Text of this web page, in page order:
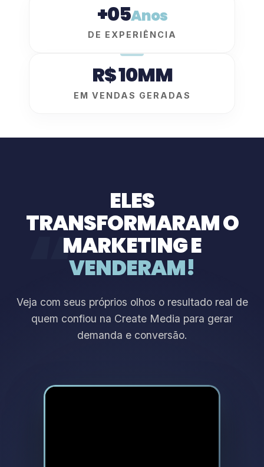
+05Anos
DE EXPERIÊNCIA
R$ 10MM
EM VENDAS GERADAS
“
ELES
TRANSFORMARAM O
MARKETING E
VENDERAM!
Veja com seus próprios olhos o resultado real de
quem confiou na Create Media para gerar
demanda e conversão.